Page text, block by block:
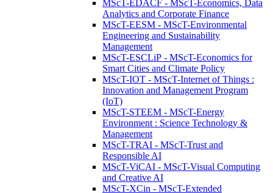
MScT-EDACF - MScT-Economics, Data
Analytics and Corporate Finance
MScT-EESM - MScT-Environmental
Engineering and Sustainability
Management
MScT-ESCLiP - MScT-Economics for
Smart Cities and Climate Policy
MScT-IOT - MScT-Internet of Things :
Innovation and Management Program
(IoT)
MScT-STEEM - MScT-Energy
Environment : Science Technology &
Management
MScT-TRAI - MScT-Trust and
Responsible AI
MScT-ViCAI - MScT-Visual Computing
and Creative AI
MScT-XCin - MScT-Extended